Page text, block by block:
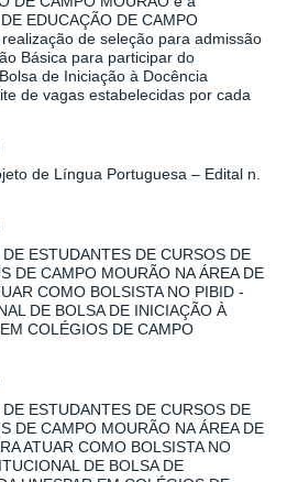
EDUCAÇÃO DE CAMPO
de seleção para admissão
Básica para participar do
de Iniciação à Docência
de vagas estabelecidas por cada
de Língua Portuguesa – Edital n.
ESTUDANTES DE CURSOS DE
DE CAMPO MOURÃO NA ÁREA DE
COMO BOLSISTA NO PIBID -
DE BOLSA DE INICIAÇÃO À
COLÉGIOS DE CAMPO
ESTUDANTES DE CURSOS DE
DE CAMPO MOURÃO NA ÁREA DE
ATUAR COMO BOLSISTA NO
DE BOLSA DE